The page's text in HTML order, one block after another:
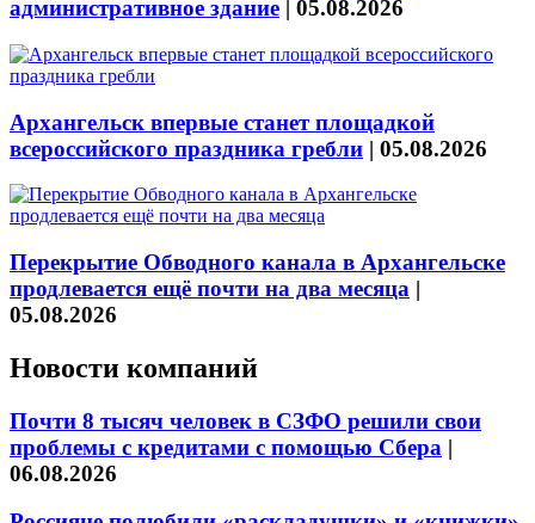
административное здание | 05.08.2026
Архангельск впервые станет площадкой
всероссийского праздника гребли | 05.08.2026
Перекрытие Обводного канала в Архангельске
продлевается ещё почти на два месяца |
05.08.2026
Новости компаний
Почти 8 тысяч человек в СЗФО решили свои
проблемы с кредитами с помощью Сбера |
06.08.2026